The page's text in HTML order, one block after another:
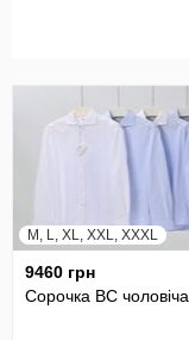
M, L, XL, XXL, XXXL
9460 грн
Сорочка BC чоловіча